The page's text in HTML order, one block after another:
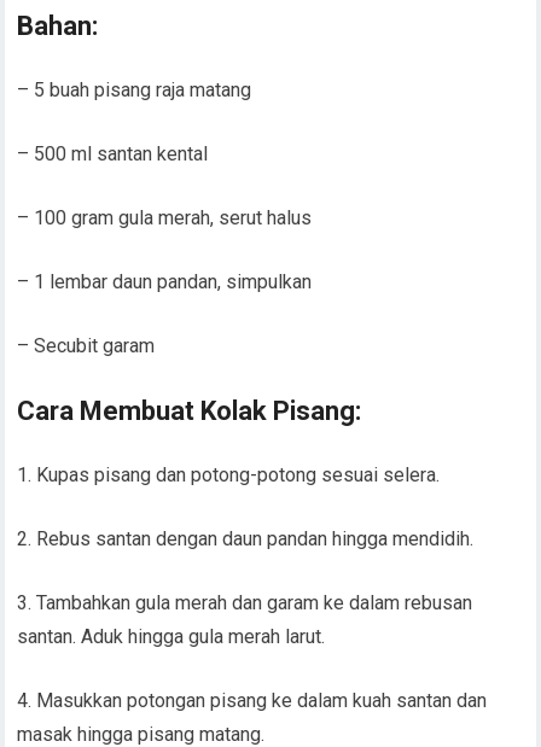
Bahan:
– 5 buah pisang raja matang
– 500 ml santan kental
– 100 gram gula merah, serut halus
– 1 lembar daun pandan, simpulkan
– Secubit garam
Cara Membuat Kolak Pisang:
1. Kupas pisang dan potong-potong sesuai selera.
2. Rebus santan dengan daun pandan hingga mendidih.
3. Tambahkan gula merah dan garam ke dalam rebusan
santan. Aduk hingga gula merah larut.
4. Masukkan potongan pisang ke dalam kuah santan dan
masak hingga pisang matang.